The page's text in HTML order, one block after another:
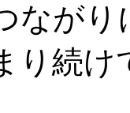
ながり
り続け